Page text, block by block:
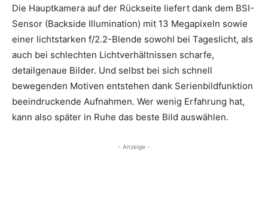
Die Hauptkamera auf der Rückseite liefert dank dem BSI-
Sensor (Backside Illumination) mit 13 Megapixeln sowie
einer lichtstarken f/2.2-Blende sowohl bei Tageslicht, als
auch bei schlechten Lichtverhältnissen scharfe,
detailgenaue Bilder. Und selbst bei sich schnell
bewegenden Motiven entstehen dank Serienbildfunktion
beeindruckende Aufnahmen. Wer wenig Erfahrung hat,
kann also später in Ruhe das beste Bild auswählen.
- Anzeige -